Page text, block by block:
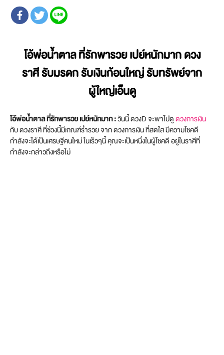
โอ้พ่อน้ำตาล ที่รักพารวย เปย์หนักมาก ดวง
ราศี รับมรดก รับเงินก้อนใหญ่ รับทรัพย์จาก
ผู้ใหญ่เอ็นดู
โอ้พ่อน้ำตาล ที่รักพารวย เปย์หนักมาก :วันนี้ ดวงD จะพาไปดูดวงการเงิน
กับ ดวงราศี ที่ช่วงนี้มีเกณฑ์ร่ำรวย จาก ดวงการเงิน ที่สดใส มีความโชคดี
กำลังจะได้เป็นเศรษฐีคนใหม่ ในเร็วๆนี้ คุณจะเป็นหนึ่งในผู้โชคดี อยู่ในราศีที่
กำลังจะกล่าวถึงหรือไม่